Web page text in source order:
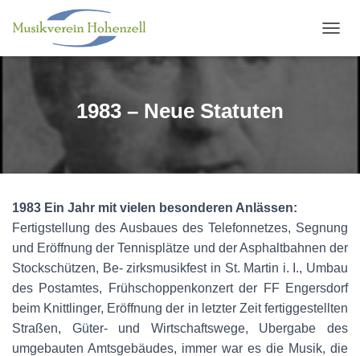
A
S
H
A
L
E
N
1983 – Neue Statuten
1983 Ein Jahr mit vielen besonderen Anlässen:
Fertigstellung des Ausbaues des Telefonnetzes, Segnung
und Eröffnung der Tennisplätze und der Asphaltbahnen der
Stockschützen, Be- zirksmusikfest in St. Martin i. I., Umbau
des Postamtes, Frühschoppenkonzert der FF Engersdorf
beim Knittlinger, Eröffnung der in letzter Zeit fertiggestellten
Straßen, Güter- und Wirtschaftswege, Ubergabe des
umgebauten Amtsgebäudes, immer war es die Musik, die